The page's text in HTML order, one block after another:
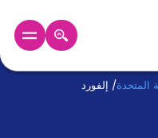
المتحدة/ إلفورد